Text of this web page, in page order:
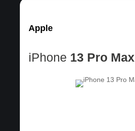
Apple
iPhone 13 Pro Max